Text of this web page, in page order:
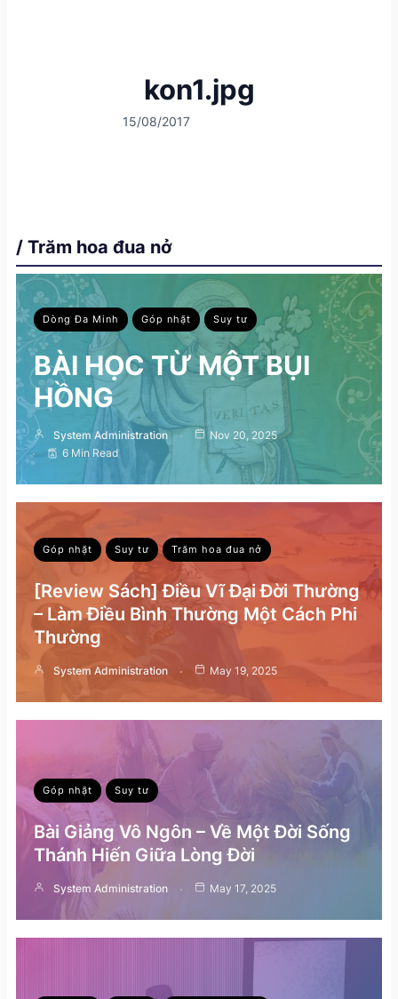
kon1.jpg
15/08/2017
/ Trăm hoa đua nở
Dòng Đa Minh Góp nhặt Suy tư
BÀI HỌC TỪ MỘT BỤI
HỒNG
System Administration
Nov 20, 2025
6 Min Read
Góp nhặt Suy tư Trăm hoa đua nở
[Review Sách] Điều Vĩ Đại Đời Thường
– Làm Điều Bình Thường Một Cách Phi
Thường
System Administration May 19, 2025
Góp nhặt Suy tư
Bài Giảng Vô Ngôn – Về Một Đời Sống
Thánh Hiến Giữa Lòng Đời
System Administration May 17, 2025